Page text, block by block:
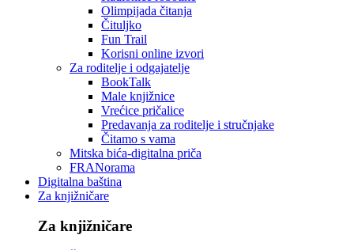
Olimpijada čitanja
Čituljko
Fun Trail
Korisni online izvori
Za roditelje i odgajatelje
BookTalk
Male knjižnice
Vrećice pričalice
Predavanja za roditelje i stručnjake
Čitamo s vama
Mitska bića-digitalna priča
FRANorama
Digitalna baština
Za knjižničare
Za knjižničare